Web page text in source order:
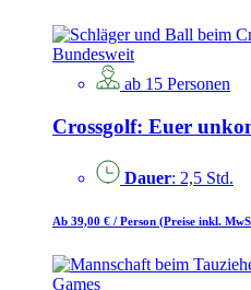
Bundesweit
ab 15 Personen
Crossgolf: Euer
Dauer: 2,5 Std.
Ab 39,00 € / Person (Preise inkl.